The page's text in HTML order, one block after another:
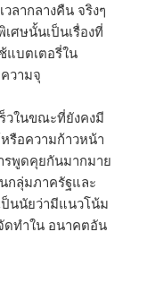
ลากลางคืน จริงๆ
ศษนั้นเป็นเรื่องที่
แบตเตอรี่ใน
วามจุ
วในขณะที่ยังคงมี
รือความก้าวหน้า
รพูดคุยกันมากมาย
กลุ่มภาครัฐและ
ป็นนัยว่ามีแนวโน้ม
ดทำใน อนาคตอัน